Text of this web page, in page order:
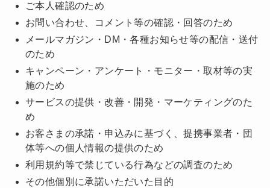
ご本人確認のため
お問い合わせ、コメント等の確認・回答のため
メールマガジン・DM・各種お知らせ等の配信・送付
のため
キャンペーン・アンケート・モニター・取材等の実
施のため
サービスの提供・改善・開発・マーケティングのた
め
お客さまの承諾・申込みに基づく、提携事業者・団
体等への個人情報の提供のため
利用規約等で禁じている行為などの調査のため
その他個別に承諾いただいた目的